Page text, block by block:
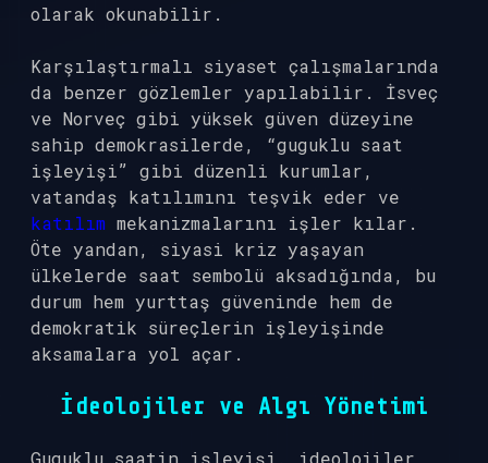
olarak okunabilir.
Karşılaştırmalı siyaset çalışmalarında
da benzer gözlemler yapılabilir. İsveç
ve Norveç gibi yüksek güven düzeyine
sahip demokrasilerde, “guguklu saat
işleyişi” gibi düzenli kurumlar,
vatandaş katılımını teşvik eder ve
katılım mekanizmalarını işler kılar.
Öte yandan, siyasi kriz yaşayan
ülkelerde saat sembolü aksadığında, bu
durum hem yurttaş güveninde hem de
demokratik süreçlerin işleyişinde
aksamalara yol açar.
İdeolojiler ve Algı Yönetimi
Guguklu saatin işleyişi, ideolojiler